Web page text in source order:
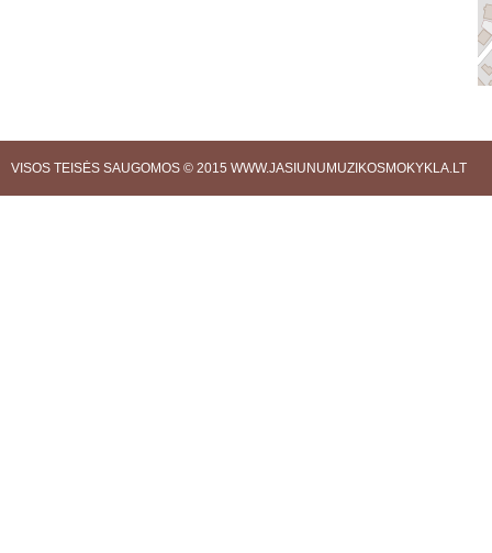
VISOS TEISĖS SAUGOMOS © 2015 WWW.JASIUNUMUZIKOSMOKYKLA.LT